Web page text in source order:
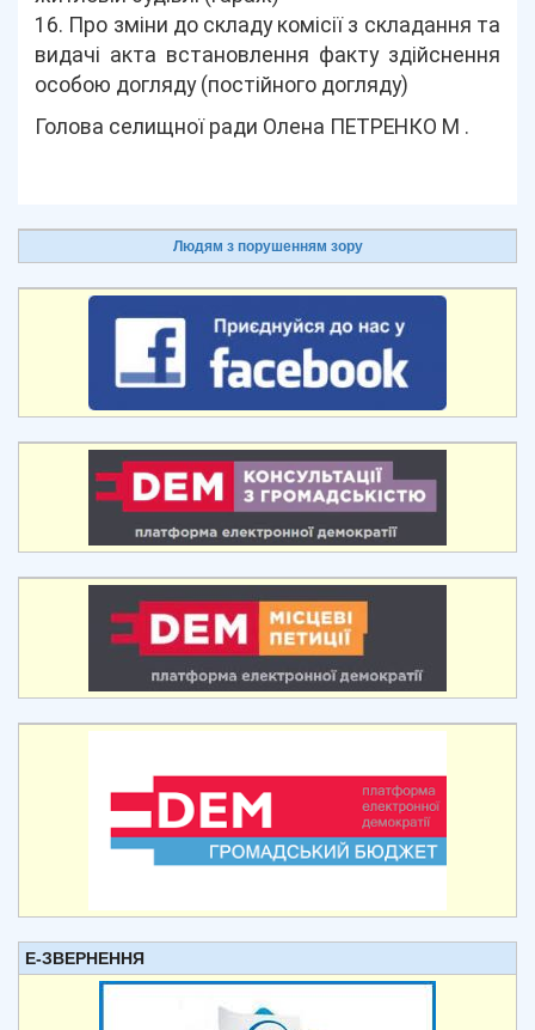
16. Про зміни до складу комісії з складання та
видачі акта встановлення факту здійснення
особою догляду (постійного догляду)
Голова селищної ради Олена ПЕТРЕНКО М .
Людям з порушенням зору
Е-ЗВЕРНЕННЯ